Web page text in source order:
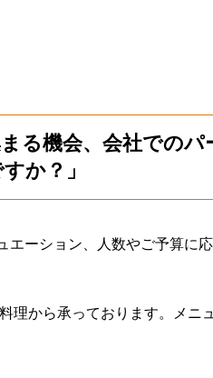
まる機会、会社での
か？」
エーション、⼈数やご予算に
理から承っております。メニ